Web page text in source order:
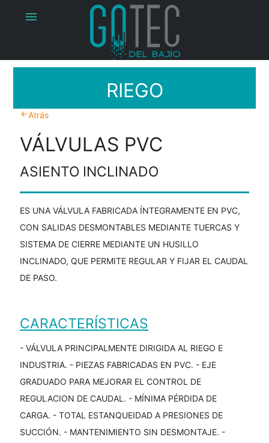
menu
RIEGO
arrow_backAtrás
VÁLVULAS PVC
ASIENTO INCLINADO
ES UNA VÁLVULA FABRICADA ÍNTEGRAMENTE EN PVC,
CON SALIDAS DESMONTABLES MEDIANTE TUERCAS Y
SISTEMA DE CIERRE MEDIANTE UN HUSILLO
INCLINADO, QUE PERMITE REGULAR Y FIJAR EL CAUDAL
DE PASO.
CARACTERÍSTICAS
- VÁLVULA PRINCIPALMENTE DIRIGIDA AL RIEGO E
INDUSTRIA. - PIEZAS FABRICADAS EN PVC. - EJE
GRADUADO PARA MEJORAR EL CONTROL DE
REGULACION DE CAUDAL. - MÍNIMA PÉRDIDA DE
CARGA. - TOTAL ESTANQUEIDAD A PRESIONES DE
SUCCIÓN. - MANTENIMIENTO SIN DESMONTAJE. -